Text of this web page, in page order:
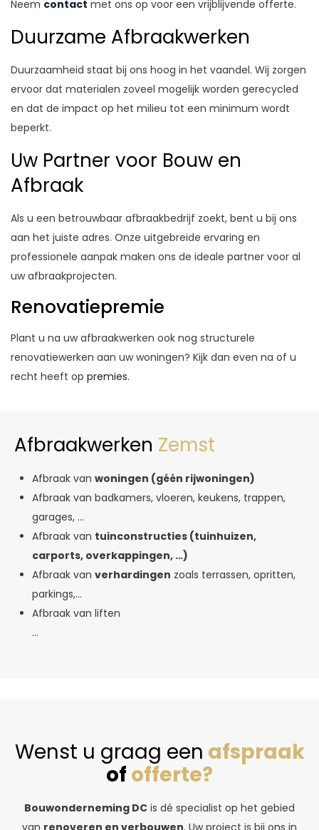
Neem contact met ons op voor een vrijblijvende offerte.
Duurzame Afbraakwerken
Duurzaamheid staat bij ons hoog in het vaandel. Wij zorgen
ervoor dat materialen zoveel mogelijk worden gerecycled
en dat de impact op het milieu tot een minimum wordt
beperkt.
Uw Partner voor Bouw en
Afbraak
Als u een betrouwbaar afbraakbedrijf zoekt, bent u bij ons
aan het juiste adres. Onze uitgebreide ervaring en
professionele aanpak maken ons de ideale partner voor al
uw afbraakprojecten.
Renovatiepremie
Plant u na uw afbraakwerken ook nog structurele
renovatiewerken aan uw woningen? Kijk dan even na of u
recht heeft op premies.
Afbraakwerken Zemst
Afbraak van woningen (géén rijwoningen)
Afbraak van badkamers, vloeren, keukens, trappen,
garages, …
Afbraak van tuinconstructies (tuinhuizen,
carports, overkappingen, …)
Afbraak van verhardingen zoals terrassen, opritten,
parkings,…
Afbraak van liften
…
Wenst u graag een afspraak
of offerte?
Bouwonderneming DC is dé specialist op het gebied
van renoveren en verbouwen. Uw project is bij ons in